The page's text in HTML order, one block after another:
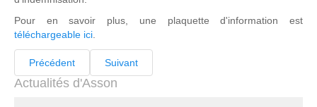
Pour en savoir plus, une plaquette d'information est
téléchargeable ici
Précédent Suivant
Actualités d'Asson